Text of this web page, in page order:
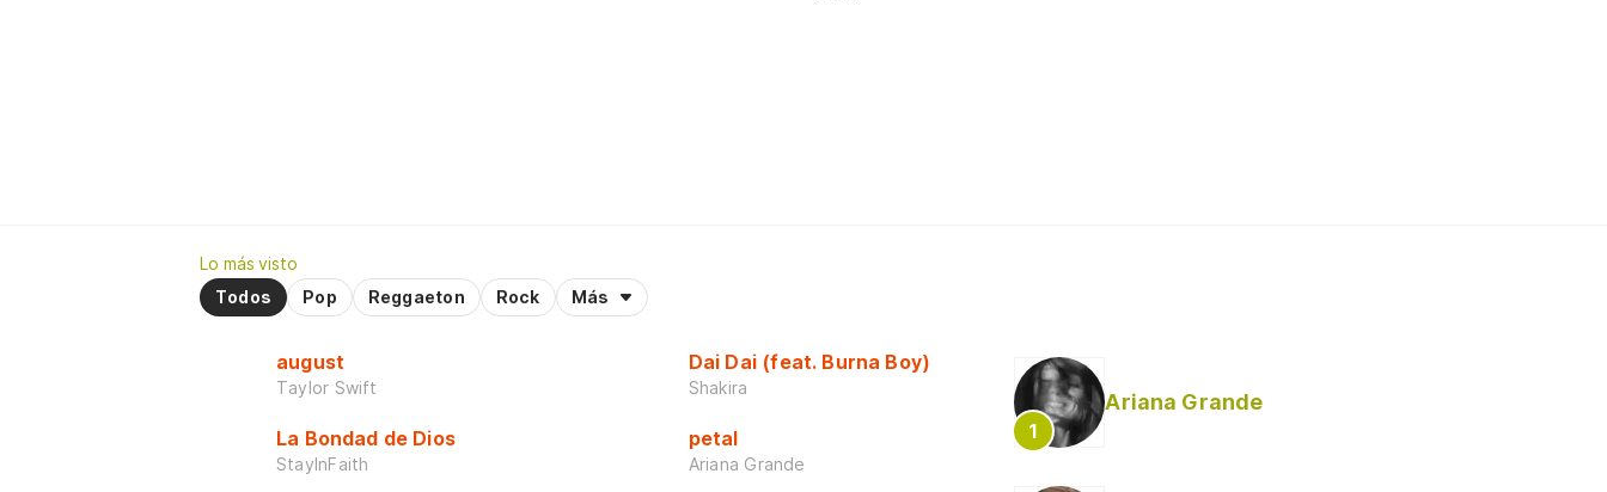
Lo más visto
Todos
Pop Reggaeton Rock Más
august
Taylor Swift
La Bondad de Dios
StayInFaith
Dai Dai (feat. Burna Boy)
Shakira
petal
Ariana Grande
Ariana Grande